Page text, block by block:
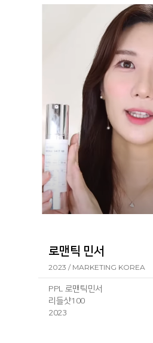
로맨틱 민서
2023 / MARKETING KOREA
PPL 로맨틱민서
리들샷100
2023